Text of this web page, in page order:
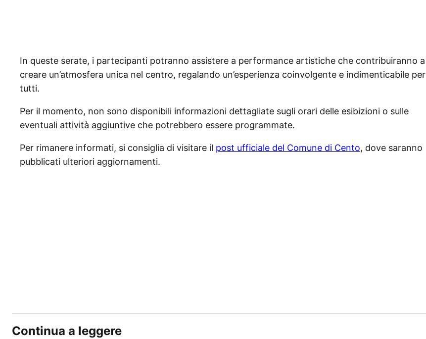
In queste serate, i partecipanti potranno assistere a performance artistiche che contribuiranno a
creare un’atmosfera unica nel centro, regalando un’esperienza coinvolgente e indimenticabile per
tutti.
Per il momento, non sono disponibili informazioni dettagliate sugli orari delle esibizioni o sulle
eventuali attività aggiuntive che potrebbero essere programmate.
Per rimanere informati, si consiglia di visitare il post ufficiale del Comune di Cento, dove saranno
pubblicati ulteriori aggiornamenti.
Continua a leggere